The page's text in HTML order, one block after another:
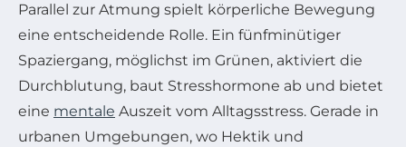
Parallel zur Atmung spielt körperliche Bewegung
eine entscheidende Rolle. Ein fünfminütiger
Spaziergang, möglichst im Grünen, aktiviert die
Durchblutung, baut Stresshormone ab und bietet
eine mentale Auszeit vom Alltagsstress. Gerade in
urbanen Umgebungen, wo Hektik und